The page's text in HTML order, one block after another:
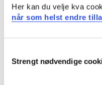
Her kan du velje kva
når som helst endre
Selection
Strengt nødvendige
Erlend Eidsvik, Jill Tove